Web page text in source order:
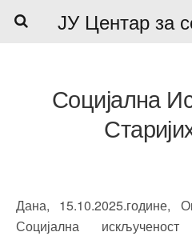
Социјална
Дана, 15.10.2025.године,
Социјална